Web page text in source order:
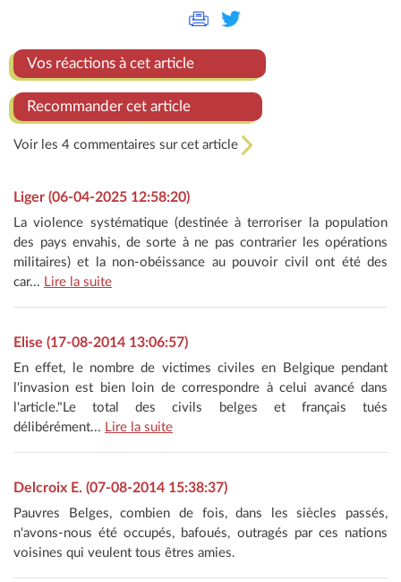
Vos réactions à cet article
Recommander cet article
Voir les 4 commentaires sur cet article
Liger (06-04-2025 12:58:20)
La violence systématique (destinée à terroriser la population
des pays envahis, de sorte à ne pas contrarier les opérations
militaires) et la non-obéissance au pouvoir civil ont été des
car... Lire la suite
Elise (17-08-2014 13:06:57)
En effet, le nombre de victimes civiles en Belgique pendant
l'invasion est bien loin de correspondre à celui avancé dans
l'article."Le total des civils belges et français tués
délibérément... Lire la suite
Delcroix E. (07-08-2014 15:38:37)
Pauvres Belges, combien de fois, dans les siècles passés,
n'avons-nous été occupés, bafoués, outragés par ces nations
voisines qui veulent tous êtres amies.